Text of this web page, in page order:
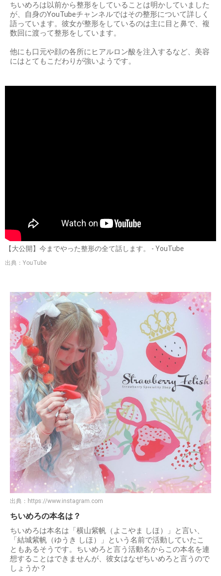
ちいめろは以前から整形をしていることは明かしていました
が、自身のYouTubeチャンネルではその整形について詳しく
語っています。彼女が整形をしているのは主に目と鼻で、複
数回に渡って整形をしています。
他にも口元や顔の各所にヒアルロン酸を注入するなど、美容
にはとてもこだわりが強いようです。
【大公開】今までやった整形の全て話します。 - YouTube
出典：YouTube
出典： https://www.instagram.com
ちいめろの本名は？
ちいめろは本名は「横山紫帆（よこやま しほ）」と言い、
「結城紫帆（ゆうき しほ）」という名前で活動していたこ
ともあるそうです。ちいめろと言う活動名からこの本名を連
想することはできませんが、彼女はなぜちいめろと言うので
しょうか？